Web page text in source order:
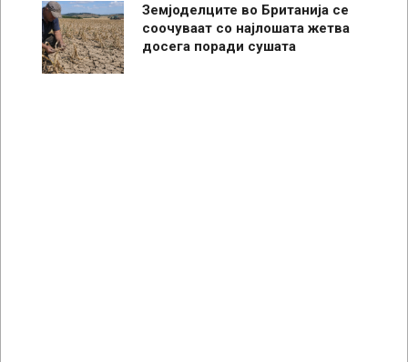
Земјоделците во Британија се
соочуваат со најлошата жетва
досега поради сушата